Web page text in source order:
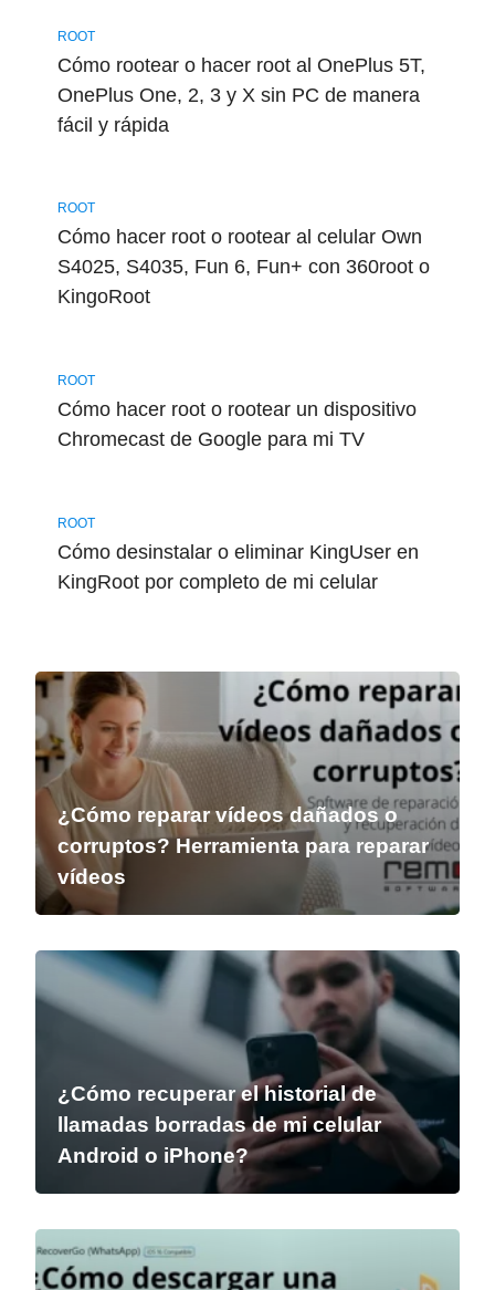
ROOT
Cómo rootear o hacer root al OnePlus 5T,
OnePlus One, 2, 3 y X sin PC de manera
fácil y rápida
ROOT
Cómo hacer root o rootear al celular Own
S4025, S4035, Fun 6, Fun+ con 360root o
KingoRoot
ROOT
Cómo hacer root o rootear un dispositivo
Chromecast de Google para mi TV
ROOT
Cómo desinstalar o eliminar KingUser en
KingRoot por completo de mi celular
¿Cómo reparar vídeos dañados o
corruptos? Herramienta para reparar
vídeos
¿Cómo recuperar el historial de
llamadas borradas de mi celular
Android o iPhone?